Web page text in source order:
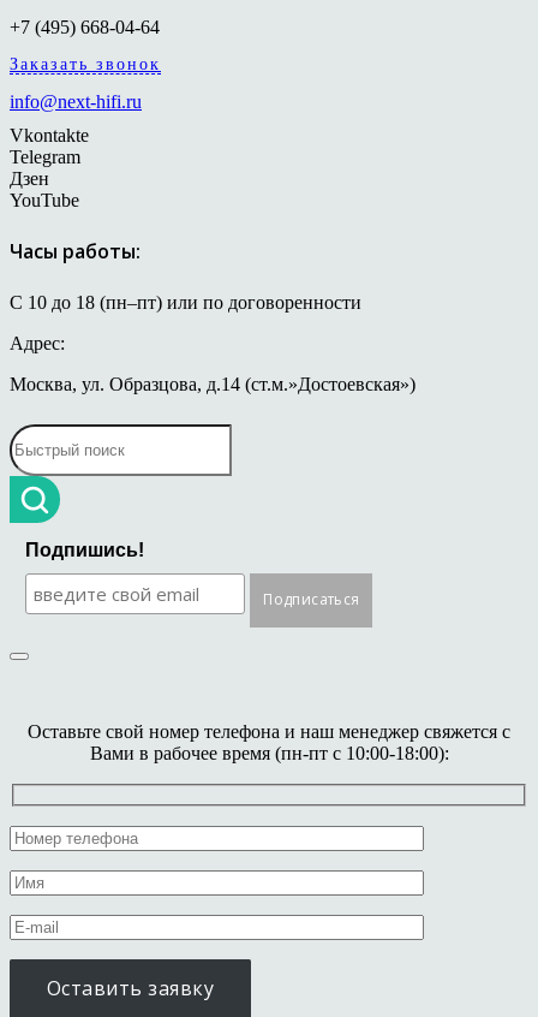
+7 (495) 668-04-64
Заказать звонок
info@next-hifi.ru
Vkontakte
Telegram
Дзен
YouTube
Часы работы:
С 10 до 18 (пн–пт) или по договоренности
Адрес:
Москва, ул. Образцова, д.14 (ст.м.»Достоевская»)
Подпишись!
Оставьте свой номер телефона и наш менеджер свяжется с
Вами в рабочее время (пн-пт с 10:00-18:00):